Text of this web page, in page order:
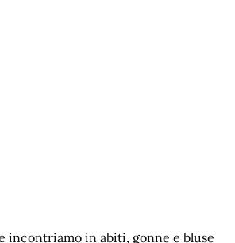
incontriamo in abiti, gonne e bluse